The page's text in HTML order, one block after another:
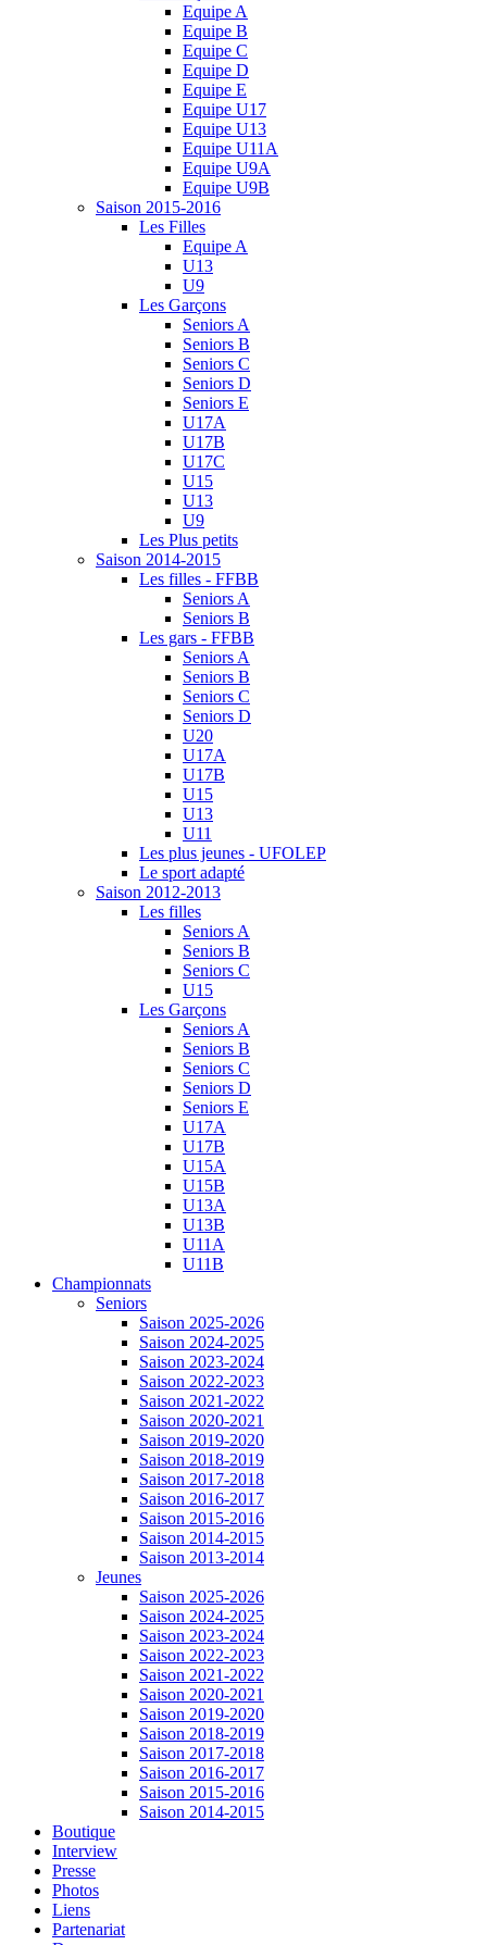
Equipe A
Equipe B
Equipe C
Equipe D
Equipe E
Equipe U17
Equipe U13
Equipe U11A
Equipe U9A
Equipe U9B
Saison 2015-2016
Les Filles
Equipe A
U13
U9
Les Garçons
Seniors A
Seniors B
Seniors C
Seniors D
Seniors E
U17A
U17B
U17C
U15
U13
U9
Les Plus petits
Saison 2014-2015
Les filles - FFBB
Seniors A
Seniors B
Les gars - FFBB
Seniors A
Seniors B
Seniors C
Seniors D
U20
U17A
U17B
U15
U13
U11
Les plus jeunes - UFOLEP
Le sport adapté
Saison 2012-2013
Les filles
Seniors A
Seniors B
Seniors C
U15
Les Garçons
Seniors A
Seniors B
Seniors C
Seniors D
Seniors E
U17A
U17B
U15A
U15B
U13A
U13B
U11A
U11B
Championnats
Seniors
Saison 2025-2026
Saison 2024-2025
Saison 2023-2024
Saison 2022-2023
Saison 2021-2022
Saison 2020-2021
Saison 2019-2020
Saison 2018-2019
Saison 2017-2018
Saison 2016-2017
Saison 2015-2016
Saison 2014-2015
Saison 2013-2014
Jeunes
Saison 2025-2026
Saison 2024-2025
Saison 2023-2024
Saison 2022-2023
Saison 2021-2022
Saison 2020-2021
Saison 2019-2020
Saison 2018-2019
Saison 2017-2018
Saison 2016-2017
Saison 2015-2016
Saison 2014-2015
Boutique
Interview
Presse
Photos
Liens
Partenariat